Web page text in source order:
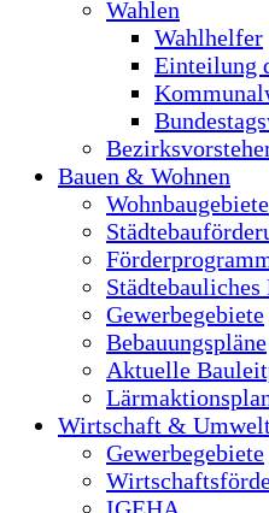
Wahlen
Wahlhelfer
Einteilung
Bauen & Wohnen
Wohnbaugebiete
Städtebauliches
Gewerbegebiete
Bebauungspläne
Aktuelle
Wirtschaft &
Gewerbegebiete